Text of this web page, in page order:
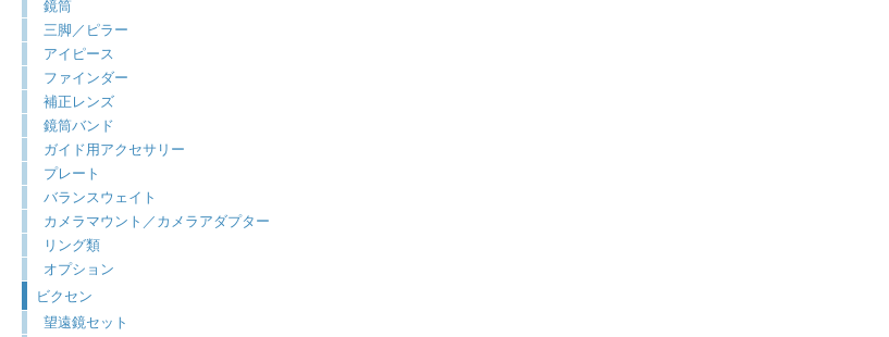
鏡筒
三脚／ピラー
アイピース
ファインダー
補正レンズ
鏡筒バンド
ガイド用アクセサリー
プレート
バランスウェイト
カメラマウント／カメラアダプター
リング類
オプション
ビクセン
望遠鏡セット